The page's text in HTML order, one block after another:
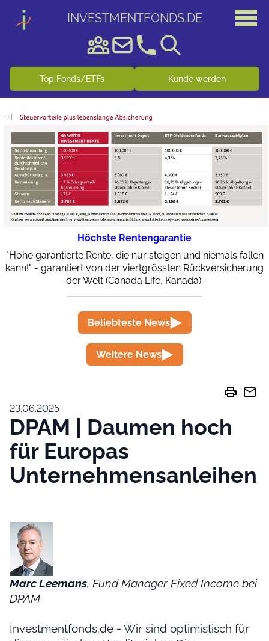
INVESTMENTFONDS.DE
Top Fonds/ETFs Kunde werden
Höchste Rentengarantie
"Hohe garantierte Rente, die nur steigen und niemals fallen
kann!" - garantiert von der viertgrössten Rückversicherung
der Welt (Canada Life, Kanada).
Beliebteste News
Weitere News
print mail
23.06.2025
DPAM | Daumen hoch
für Europas
Unternehmensanleihen
Marc Leemans, Fund Manager Fixed Income bei
DPAM
Investmentfonds.de - Wir sind optimistisch für